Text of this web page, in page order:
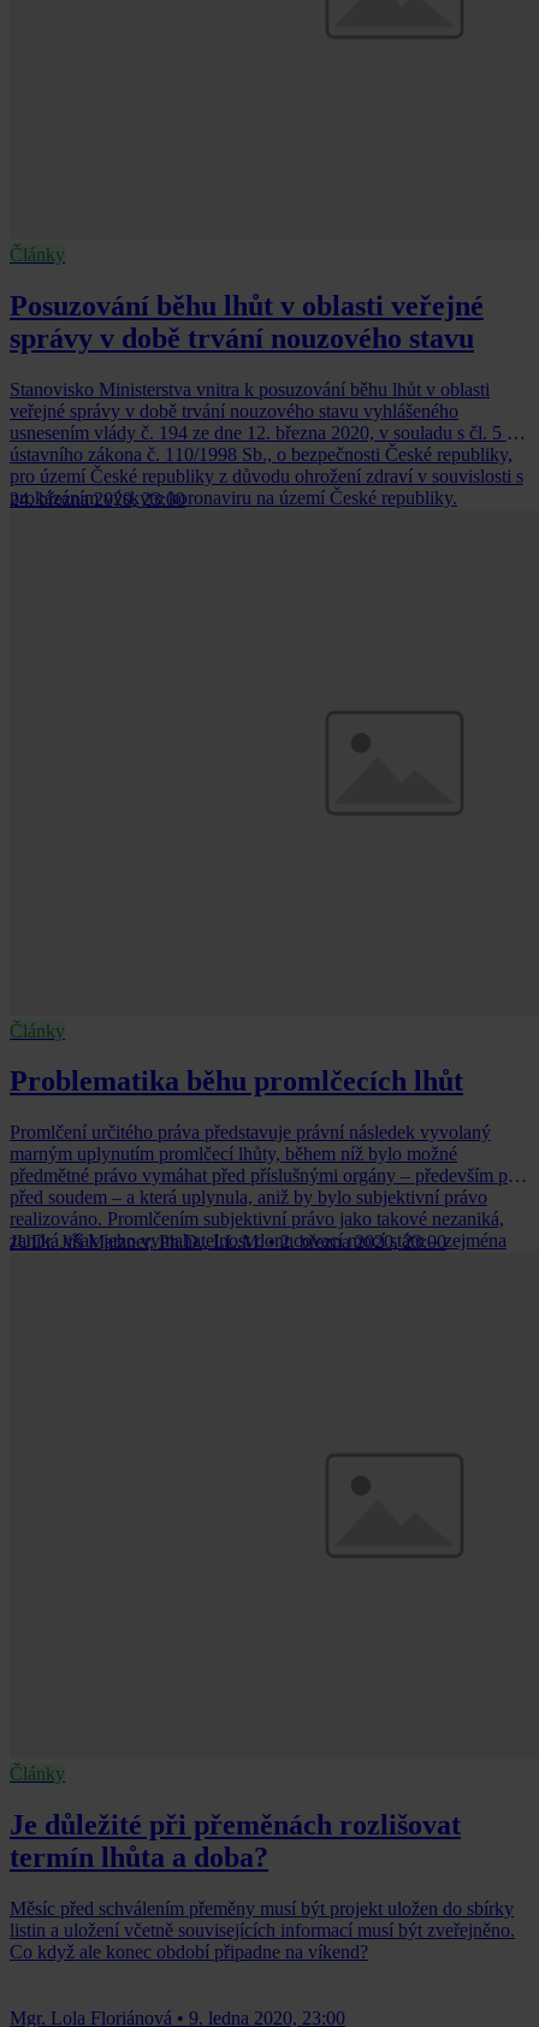
Články
Posuzování běhu lhůt v oblasti veřejné
správy v době trvání nouzového stavu
Stanovisko Ministerstva vnitra k posuzování běhu lhůt v oblasti
veřejné správy v době trvání nouzového stavu vyhlášeného
usnesením vlády č. 194 ze dne 12. března 2020, v souladu s čl. 5 a 6
ústavního zákona č. 110/1998 Sb., o bezpečnosti České republiky,
pro území České republiky z důvodu ohrožení zdraví v souvislosti s
prokázáním výskytu koronaviru na území České republiky.
24. března 2020, 23:00
Články
Problematika běhu promlčecích lhůt
Promlčení určitého práva představuje právní následek vyvolaný
marným uplynutím promlčecí lhůty, během níž bylo možné
předmětné právo vymáhat před příslušnými orgány – především pak
před soudem – a která uplynula, aniž by bylo subjektivní právo
realizováno. Promlčením subjektivní právo jako takové nezaniká,
zaniká však jeho vymahatelnost donucovací mocí státu – zejména
JUDr. Jiří Matzner, Ph.D., LL.M. • 2. března 2020, 23:00
Články
Je důležité při přeměnách rozlišovat
termín lhůta a doba?
Měsíc před schválením přeměny musí být projekt uložen do sbírky
listin a uložení včetně souvisejících informací musí být zveřejněno.
Co když ale konec období připadne na víkend?
Mgr. Lola Floriánová • 9. ledna 2020, 23:00